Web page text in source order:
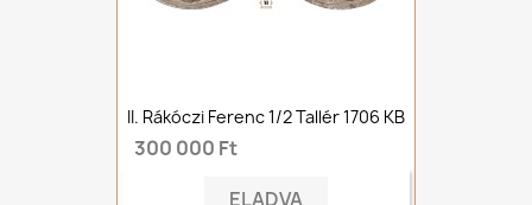
II. Rákóczi Ferenc 1/2 Tallér 1706 KB
300 000 Ft
ELADVA